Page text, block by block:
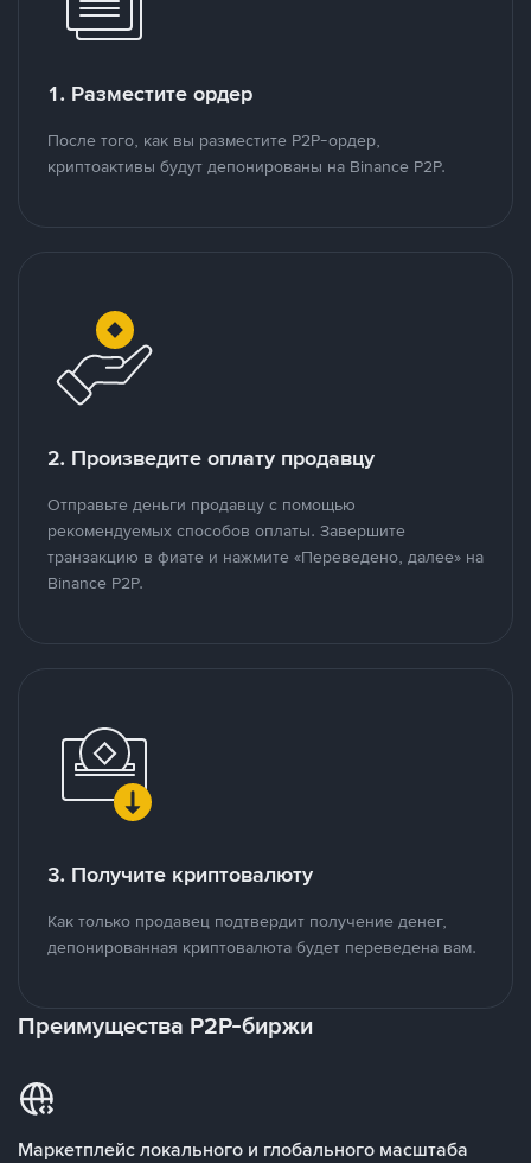
1. Разместите ордер
После того, как вы разместите P2P-ордер,
криптоактивы будут депонированы на Binance P2P.
2. Произведите оплату продавцу
Отправьте деньги продавцу с помощью
рекомендуемых способов оплаты. Завершите
транзакцию в фиате и нажмите «Переведено, далее» на
Binance P2P.
3. Получите криптовалюту
Как только продавец подтвердит получение денег,
депонированная криптовалюта будет переведена вам.
Преимущества P2P-биржи
Маркетплейс локального и глобального масштаба